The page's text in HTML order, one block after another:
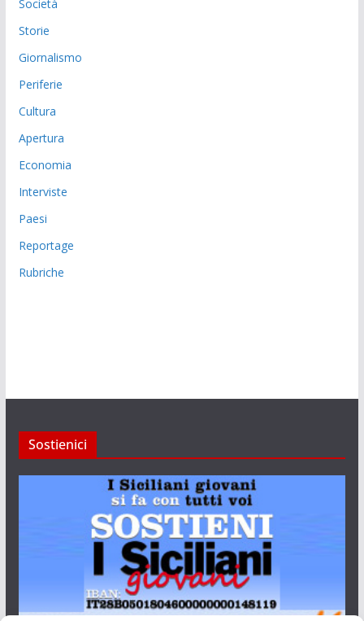
Società
Storie
Giornalismo
Periferie
Cultura
Apertura
Economia
Interviste
Paesi
Reportage
Rubriche
Sostienici